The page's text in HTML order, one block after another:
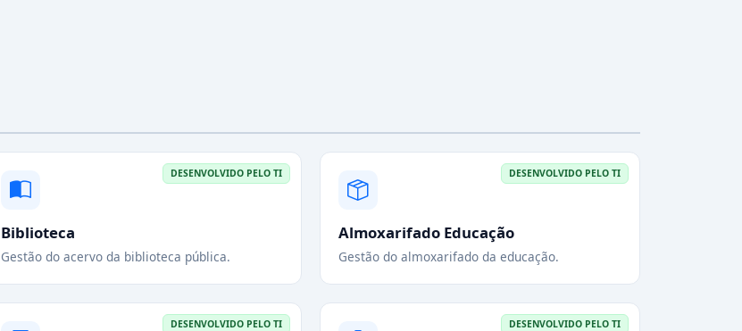
DESENVOLVIDO PELO TI
Biblioteca
Gestão do acervo da biblioteca pública.
DESENVOLVIDO PELO TI
Almoxarifado Educação
Gestão do almoxarifado da educação.
DESENVOLVIDO PELO TI DESENVOLVIDO PELO TI